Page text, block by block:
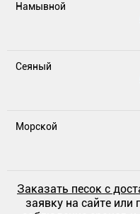
Намывной
Сеяный
Морской
Заказать песок с
заявку на сайте или